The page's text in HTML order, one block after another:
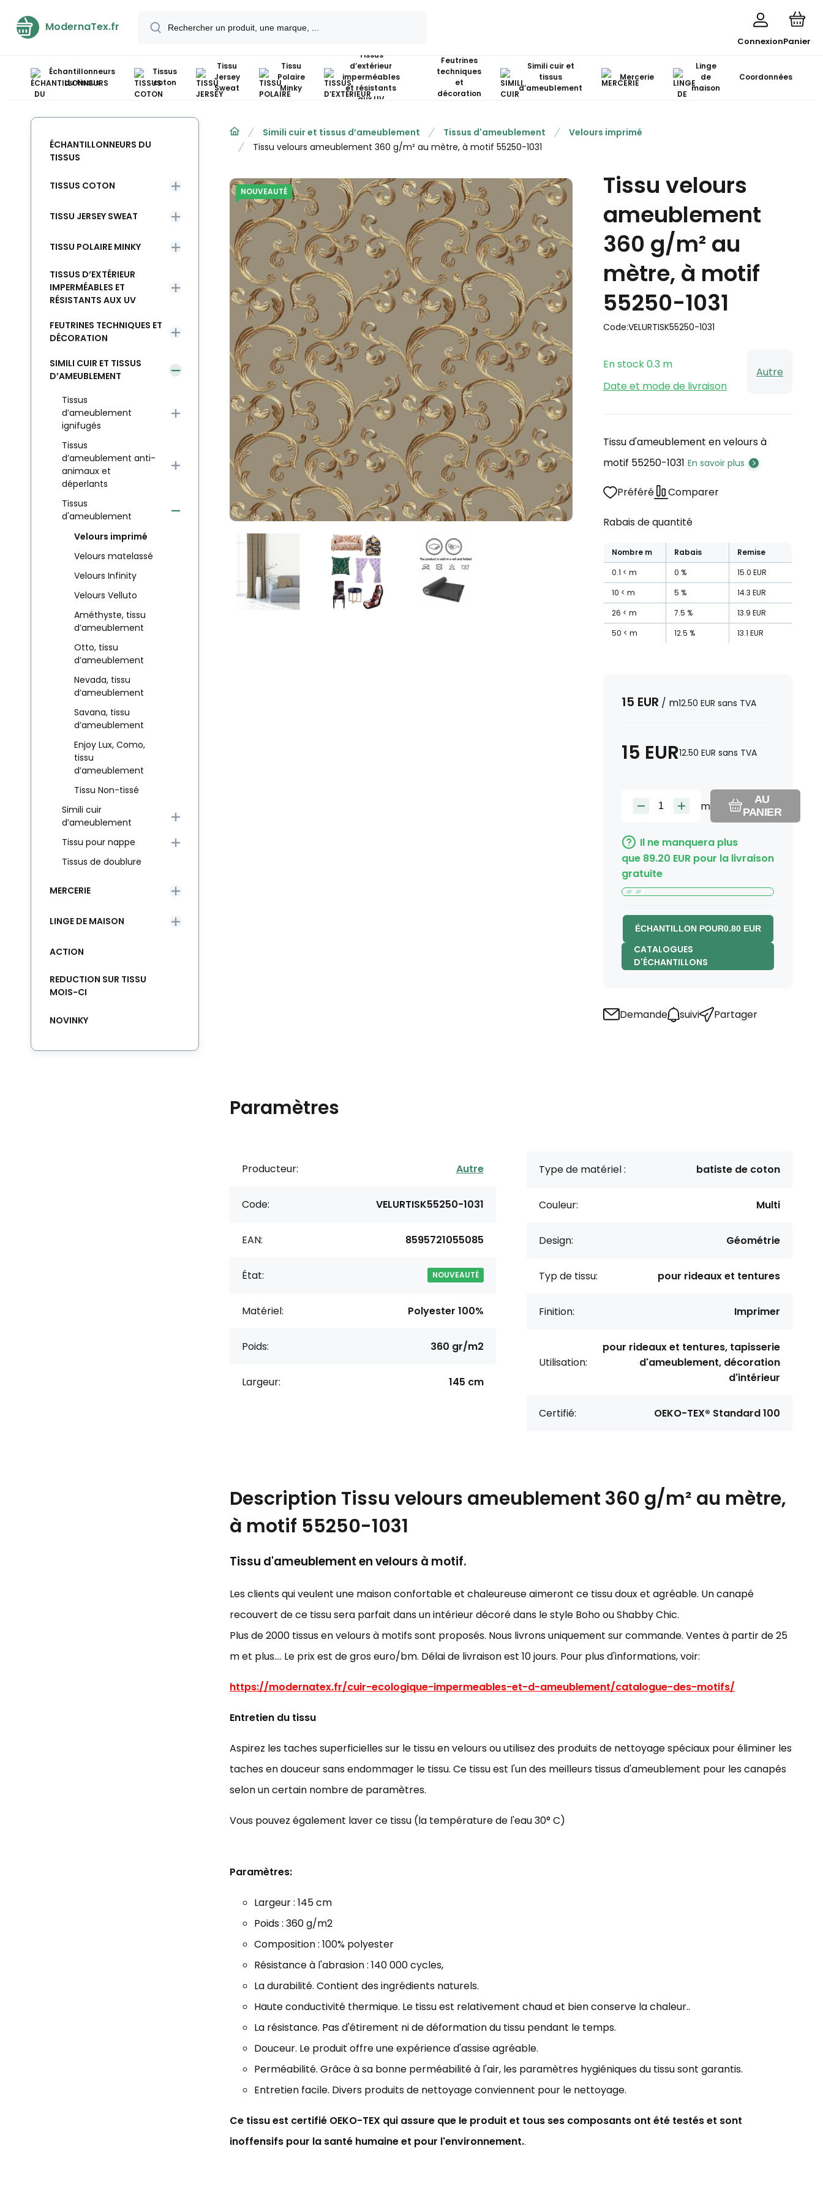
ModernaTex.fr
ConnexionPanier
Échantillonneurs
du tissus
Tissus
coton
Tissu
Jersey
Sweat
Tissu
Polaire
Minky
Tissus
d’extérieur
imperméables
et résistants
aux UV
Feutrines
techniques
et
décoration
Simili cuir et
tissus
d’ameublement
Mercerie
Linge
de
maison
Coordonnées
Simili cuir et tissus d’ameublement Tissus d'ameublement
Velours imprimé
Tissu velours ameublement 360 g/m² au mètre, à motif 55250-1031
NOUVEAUTÉ
Tissu velours
ameublement
360 g/m² au
mètre, à motif
55250-1031
Code:VELURTISK55250-1031
En stock0.3 m
Date et mode de livraison
Autre
Tissu d'ameublement en velours à
motif 55250-1031 En savoir plus
Préféré Comparer
Rabais de quantité
Nombre m Rabais
Remise
0.1
m 0 % 15.0 EUR
10
m 5 % 14.3 EUR
26
m 7.5 % 13.9 EUR
50
m 12.5 % 13.1 EUR
15 EUR / m12.50 EUR sans TVA
15 EUR12.50 EUR sans TVA
m
AU
PANIER
Il ne manquera plus
que 89.20 EUR pour la livraison
gratuite
ÉCHANTILLON POUR0.80 EUR
CATALOGUES
D'ÉCHANTILLONS
Demande suivi Partager
Paramètres
Producteur: Autre
Code: VELURTISK55250-1031
EAN: 8595721055085
État: NOUVEAUTÉ
Matériel: Polyester 100%
Poids: 360 gr/m2
Largeur: 145 cm
Type de matériel : batiste de coton
Couleur: Multi
Design: Géométrie
Typ de tissu: pour rideaux et tentures
Finition: Imprimer
Utilisation:
pour rideaux et tentures, tapisserie
d'ameublement, décoration
d'intérieur
Certifié: OEKO-TEX® Standard 100
Description Tissu velours ameublement 360 g/m² au mètre,
à motif 55250-1031
Tissu d'ameublement en velours à motif.
Les clients qui veulent une maison confortable et chaleureuse aimeront ce tissu doux et agréable. Un canapé
recouvert de ce tissu sera parfait dans un intérieur décoré dans le style Boho ou Shabby Chic.
Plus de 2000 tissus en velours à motifs sont proposés. Nous livrons uniquement sur commande. Ventes à partir de 25
m et plus…. Le prix est de gros euro/bm. Délai de livraison est 10 jours. Pour plus d'informations, voir:
https://modernatex.fr/cuir-ecologique-impermeables-et-d-ameublement/catalogue-des-motifs/
Entretien du tissu
Aspirez les taches superficielles sur le tissu en velours ou utilisez des produits de nettoyage spéciaux pour éliminer les
taches en douceur sans endommager le tissu. Ce tissu est l'un des meilleurs tissus d'ameublement pour les canapés
selon un certain nombre de paramètres.
Vous pouvez également laver ce tissu (la température de l'eau 30° C)
Paramètres:
Largeur : 145 cm
Poids : 360 g/m2
Composition : 100% polyester
Résistance à l'abrasion : 140000 cycles,
La durabilité. Contient des ingrédients naturels.
Haute conductivité thermique. Le tissu est relativement chaud et bienconserve la chaleur..
La résistance. Pas d'étirement ni de déformation du tissu pendant le temps.
Douceur. Le produit offre une expérience d'assise agréable.
Perméabilité. Grâce à sa bonne perméabilité à l'air, les paramètres hygiéniques du tissu sont garantis.
Entretien facile. Divers produits de nettoyage conviennent pour le nettoyage.
Ce tissu est certifié OEKO-TEX qui assure que le produit et tous ses composants ont été testés et sont
inoffensifs pour la santé humaine et pour l'environnement..
ÉCHANTILLONNEURS DU
TISSUS
TISSUS COTON
TISSU JERSEY SWEAT
TISSU POLAIRE MINKY
TISSUS D’EXTÉRIEUR
IMPERMÉABLES ET
RÉSISTANTS AUX UV
FEUTRINES TECHNIQUES ET
DÉCORATION
SIMILI CUIR ET TISSUS
D’AMEUBLEMENT
Tissus
d’ameublement
ignifugés
Tissus
d’ameublement anti-
animaux et
déperlants
Tissus
d'ameublement
Velours imprimé
Velours matelassé
Velours Infinity
Velours Velluto
Améthyste, tissu
d’ameublement
Otto, tissu
d’ameublement
Nevada, tissu
d’ameublement
Savana, tissu
d’ameublement
Enjoy Lux, Como,
tissu
d’ameublement
Tissu Non-tissé
Simili cuir
d’ameublement
Tissu pour nappe
Tissus de doublure
MERCERIE
LINGE DE MAISON
ACTION
REDUCTION SUR TISSU
MOIS-CI
NOVINKY